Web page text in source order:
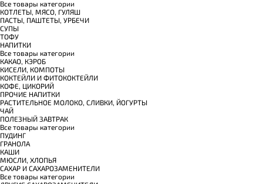
Все товары категории
КОТЛЕТЫ, МЯСО, ГУЛЯШ
ПАСТЫ, ПАШТЕТЫ, УРБЕЧИ
СУПЫ
ТОФУ
НАПИТКИ
Все товары категории
КАКАО, КЭРОБ
КИСЕЛИ, КОМПОТЫ
КОКТЕЙЛИ И ФИТОКОКТЕЙЛИ
КОФЕ, ЦИКОРИЙ
ПРОЧИЕ НАПИТКИ
РАСТИТЕЛЬНОЕ МОЛОКО, СЛИВКИ, ЙОГУРТЫ
ЧАЙ
ПОЛЕЗНЫЙ ЗАВТРАК
Все товары категории
ПУДИНГ
ГРАНОЛА
КАШИ
МЮСЛИ, ХЛОПЬЯ
САХАР И САХАРОЗАМЕНИТЕЛИ
Все товары категории